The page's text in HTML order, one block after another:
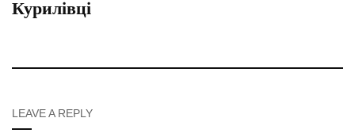
Курилівці
LEAVE A REPLY